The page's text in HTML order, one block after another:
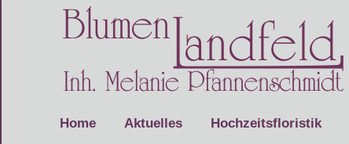
Home Aktuelles Hochzeitsfloristik